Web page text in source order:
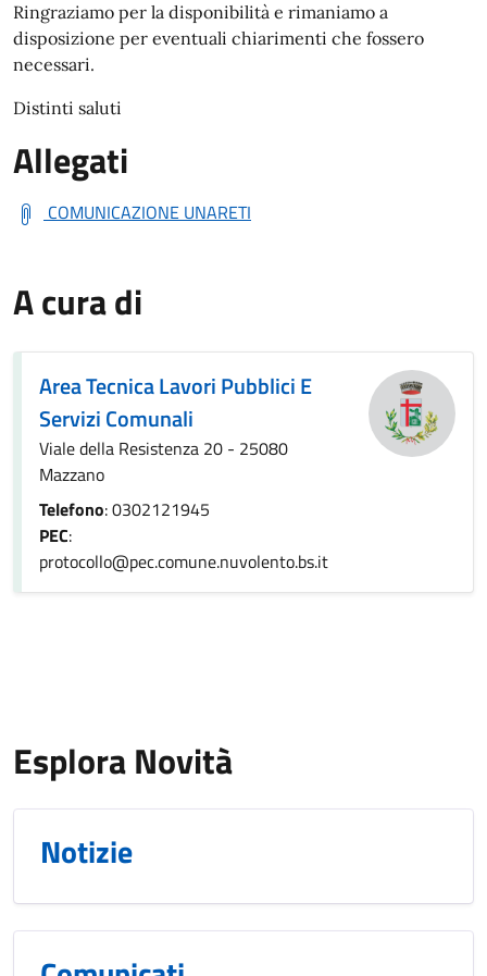
Ringraziamo per la disponibilità e rimaniamo a
disposizione per eventuali chiarimenti che fossero
necessari.
Distinti saluti
Allegati
COMUNICAZIONE UNARETI
A cura di
Area Tecnica Lavori Pubblici E
Servizi Comunali
Viale della Resistenza 20 - 25080
Mazzano
Telefono: 0302121945
PEC:
protocollo@pec.comune.nuvolento.bs.it
Esplora Novità
Notizie